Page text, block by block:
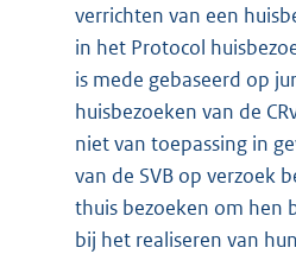
verrichten van een
in het Protocol
is mede gebaseerd op
huisbezoeken van de
niet van toepassing in
van de SVB op verzoek
thuis bezoeken om hen
bij het realiseren van